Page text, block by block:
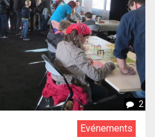
2
Evénements